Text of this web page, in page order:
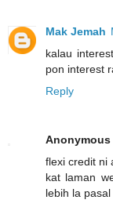
Mak Jemah
kalau
pon interest
Reply
Anonymous
flexi credit ni
kat laman
lebih la pasal